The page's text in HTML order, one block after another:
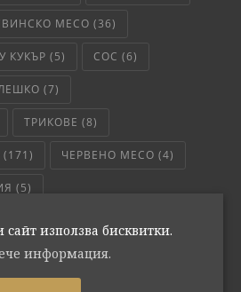
МЕСО (36)
КУКЪР (5) СОС (6)
(7)
ТРИКОВЕ (8)
(171) ЧЕРВЕНО МЕСО (4)
(5)
2018
сайт използва бисквитки.
информация.